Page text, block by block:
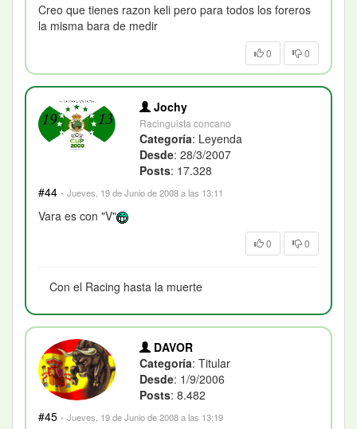
Creo que tienes razon keli pero para todos los foreros
la misma bara de medir
0 0
Jochy
Racinguista concano
Categoría: Leyenda
Desde: 28/3/2007
Posts: 17.328
#44 · Jueves, 19 de Junio de 2008 a las 13:11
Vara es con "V"
0 0
Con el Racing hasta la muerte
DAVOR
Categoría: Titular
Desde: 1/9/2006
Posts: 8.482
#45 · Jueves, 19 de Junio de 2008 a las 13:19